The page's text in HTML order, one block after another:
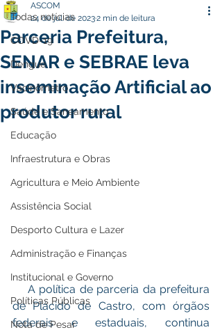
Todas notícias
COVD-19
Dengue
Vacinômetro
Saúde e Saneamento
Educação
Infraestrutura e Obras
Agricultura e Meio Ambiente
Assistência Social
Desporto Cultura e Lazer
Administração e Finanças
Institucional e Governo
Políticas Públicas
Nota de Pesar
Parceria Prefeitura,
SENAR e SEBRAE leva
inseminação Artificial ao
produtor rural
ASCOM
24 de jul. de 20232 min de leitura
de Plácido de Castro, com órgãos
federais e estaduais, continua